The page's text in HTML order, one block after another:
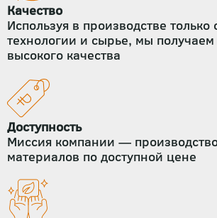
Качество
Используя в производстве
технологии и сырье, мы получаем
высокого качества
Доступность
Миссия компании —
материалов по доступной цене